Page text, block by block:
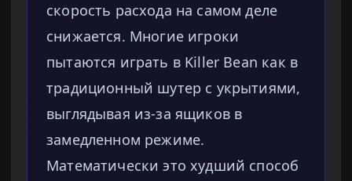
скорость расхода на самом деле
снижается. Многие игроки
пытаются играть в Killer Bean как в
традиционный шутер с укрытиями,
выглядывая из-за ящиков в
замедленном режиме.
Математически это худший способ